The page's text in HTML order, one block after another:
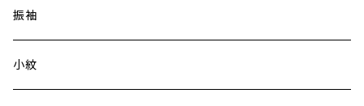
振袖
小紋